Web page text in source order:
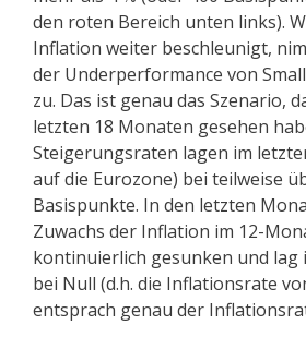
den roten Bereich unten links).
Inflation weiter beschleunigt,
der Underperformance von
zu. Das ist genau das Szenario,
letzten 18 Monaten gesehen
Steigerungsraten lagen im
auf die Eurozone) bei teilweise
Basispunkte. In den letzten
Zuwachs der Inflation im 12-
kontinuierlich gesunken und lag
bei Null (d.h. die Inflationsrate
entsprach genau der